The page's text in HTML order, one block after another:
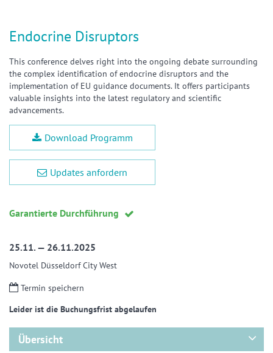
Endocrine Disruptors
This conference delves right into the ongoing debate surrounding
the complex identification of endocrine disruptors and the
implementation of EU guidance documents. It offers participants
valuable insights into the latest regulatory and scientific
advancements.
Download Programm
Updates anfordern
Garantierte Durchführung
25.11. — 26.11.2025
Novotel Düsseldorf City West
Termin speichern
Leider ist die Buchungsfrist abgelaufen
Übersicht